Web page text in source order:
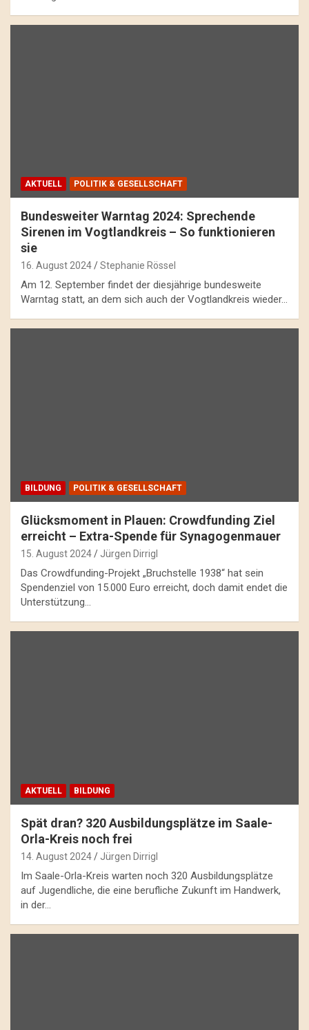
AKTUELL POLITIK & GESELLSCHAFT
Bundesweiter Warntag 2024: Sprechende
Sirenen im Vogtlandkreis – So funktionieren
sie
16. August 2024 Stephanie Rössel
Am 12. September findet der diesjährige bundesweite
Warntag statt, an dem sich auch der Vogtlandkreis wieder…
BILDUNG POLITIK & GESELLSCHAFT
Glücksmoment in Plauen: Crowdfunding Ziel
erreicht – Extra-Spende für Synagogenmauer
15. August 2024 Jürgen Dirrigl
Das Crowdfunding-Projekt „Bruchstelle 1938“ hat sein
Spendenziel von 15.000 Euro erreicht, doch damit endet die
Unterstützung…
AKTUELL BILDUNG
Spät dran? 320 Ausbildungsplätze im Saale-
Orla-Kreis noch frei
14. August 2024 Jürgen Dirrigl
Im Saale-Orla-Kreis warten noch 320 Ausbildungsplätze
auf Jugendliche, die eine berufliche Zukunft im Handwerk,
in der…